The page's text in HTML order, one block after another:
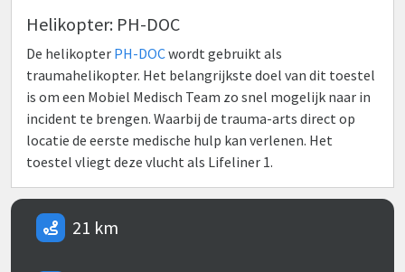
Helikopter: PH-DOC
De helikopter PH-DOCwordt gebruikt als
traumahelikopter. Het belangrijkste doel van dit toestel
is om een Mobiel Medisch Team zo snel mogelijk naar in
incident te brengen. Waarbij de trauma-arts direct op
locatie de eerste medische hulp kan verlenen. Het
toestel vliegt deze vlucht als Lifeliner 1.
21 km